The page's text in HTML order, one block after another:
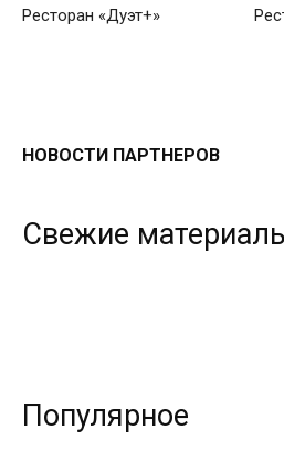
Ресторан «Дуэт+»
НОВОСТИ ПАРТНЕРОВ
Свежие
Популярное